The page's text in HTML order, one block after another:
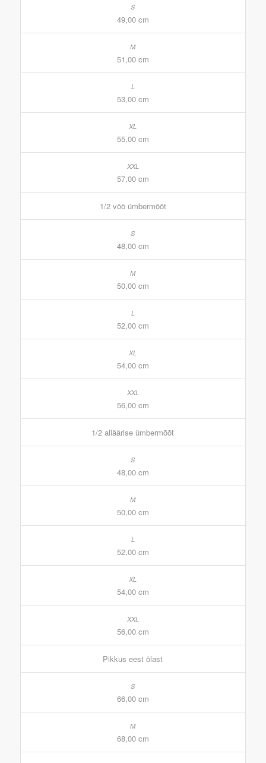
49,00 cm
51,00 cm
53,00 cm
55,00 cm
57,00 cm
1/2 vöö ümbermõõt
48,00 cm
50,00 cm
52,00 cm
54,00 cm
56,00 cm
1/2 alläärise ümbermõõt
48,00 cm
50,00 cm
52,00 cm
54,00 cm
56,00 cm
Pikkus eest õlast
66,00 cm
68,00 cm